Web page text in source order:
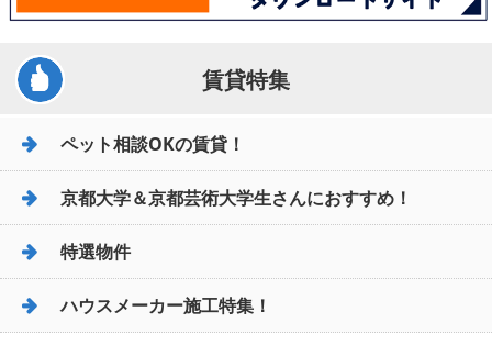
賃貸特集
ペット相談OKの賃貸！
京都大学＆京都芸術大学生さんにおすすめ！
特選物件
ハウスメーカー施工特集！